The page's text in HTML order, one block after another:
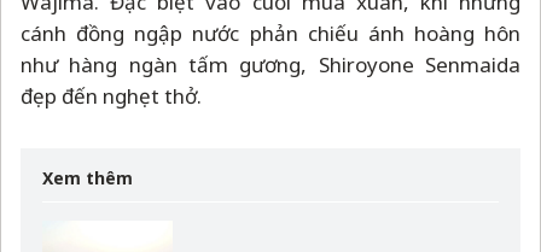
cánh đồng ngập nước phản chiếu ánh hoàng hôn
như hàng ngàn tấm gương, Shiroyone Senmaida
đẹp đến nghẹt thở.
Xem thêm